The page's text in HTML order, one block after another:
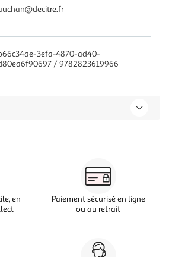
3efa-4870-ad40-
/ 9782823619966
en
Paiement sécurisé en ligne
ou au retrait